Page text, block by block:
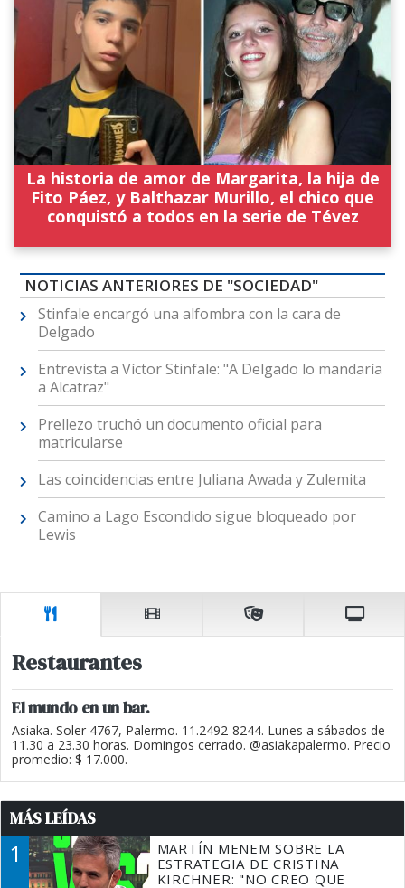
La historia de amor de Margarita, la hija de
Fito Páez, y Balthazar Murillo, el chico que
conquistó a todos en la serie de Tévez
NOTICIAS ANTERIORES DE "SOCIEDAD"
Stinfale encargó una alfombra con la cara de
Delgado
Entrevista a Víctor Stinfale: "A Delgado lo mandaría
a Alcatraz"
Prellezo truchó un documento oficial para
matricularse
Las coincidencias entre Juliana Awada y Zulemita
Camino a Lago Escondido sigue bloqueado por
Lewis
Restaurantes
El mundo en un bar.
Asiaka. Soler 4767, Palermo. 11.2492-8244. Lunes a sábados de
11.30 a 23.30 horas. Domingos cerrado. @asiakapalermo. Precio
promedio: $ 17.000.
MÁS LEÍDAS
1
MARTÍN MENEM SOBRE LA
ESTRATEGIA DE CRISTINA
KIRCHNER: "NO CREO QUE